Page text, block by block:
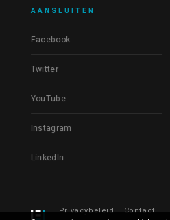
AANSLUITEN
Facebook
Twitter
YouTube
Instagram
LinkedIn
Privacybeleid Contact